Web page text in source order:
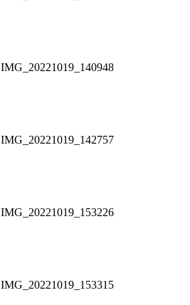
IMG_20221019_140948
IMG_20221019_142757
IMG_20221019_153226
IMG_20221019_153315